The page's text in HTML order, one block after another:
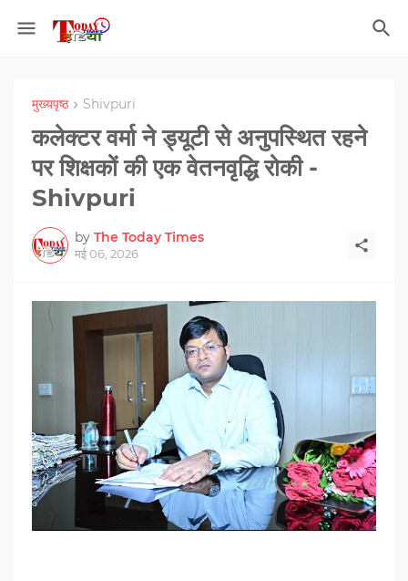
मुख्यपृष्ठ Shivpuri
कलेक्टर वर्मा ने ड्यूटी से अनुपस्थित रहने
पर शिक्षकों की एक वेतनवृद्धि रोकी -
Shivpuri
by The Today Times
मई 06, 2026